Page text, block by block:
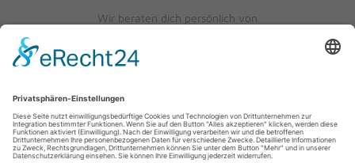
Wir beraten dich persönlich von
0621/405401-10